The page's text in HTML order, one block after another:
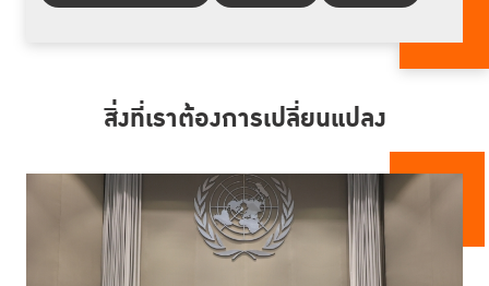
สิ่งที่เราต้องการเปลี่ยนแปลง